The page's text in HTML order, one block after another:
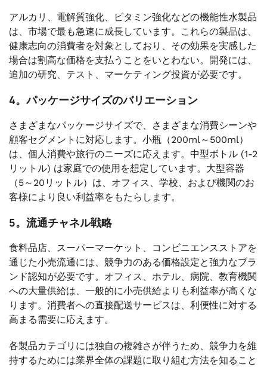
アルカリ、電解質強化、ビタミン強化などの機能性水製品
は、市場で最も急速に成長しています。これらの製品は、
健康志向の消費者を対象としており、その効果を実感した
場合は割高な価格を支払うことをいとわない。開発には、
追加の研究、テスト、マーケティング投資が必要です。
4。パッケージサイズのバリエーション
さまざまなパッケージサイズで、さまざまな消費シーンや
顧客セグメントに対応します。小瓶（200ml～500ml）
は、個人消費や旅行のニーズに応えます。中型ボトル (1-2
リットル) は家庭での使用を想定しています。大型容器
（5～20リットル）は、オフィス、学校、および機関のお
客様により良い利益率をもたらします。
5。流通チャネル戦略
食料品店、スーパーマーケット、コンビニエンスストアを
通じた小売流通には、競争力のある価格設定と強力なブラ
ンド認知が必要です。オフィス、ホテル、病院、教育機関
への大量供給は、一般的に小売供給よりも利益率が高くな
ります。消費者への直接配送サービスは、利便性に対する
高まる需要に応えます。
各製品カテゴリには独自の複雑さが伴うため、競争力を維
持するためには業界全体の課題に取り組む方法を知ること